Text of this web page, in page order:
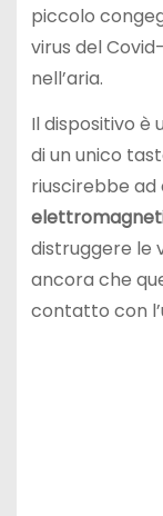
piccolo
virus del
nell’aria.
Il dispositivo è
di un unico
riuscirebbe
distruggere le
ancora che
contatto con